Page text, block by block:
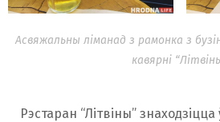
Асвяжальны ліманад з рамонка з
кавярні
Рэстаран “Літвіны” знаходзіцца